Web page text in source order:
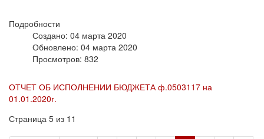
Подробности
Создано: 04 марта 2020
Обновлено: 04 марта 2020
Просмотров: 832
ОТЧЕТ ОБ ИСПОЛНЕНИИ БЮДЖЕТА ф.0503117 на
01.01.2020г.
Страница 5 из 11